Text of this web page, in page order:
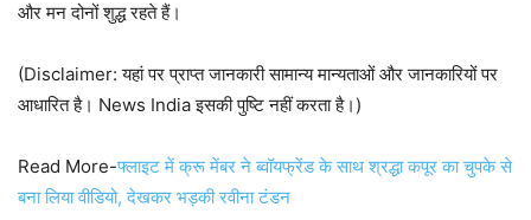
और मन दोनों शुद्ध रहते हैं।
(Disclaimer: यहां पर प्राप्त जानकारी सामान्य मान्यताओं और जानकारियों पर
आधारित है। News India इसकी पुष्टि नहीं करता है।)
Read More-फ्लाइट में क्रू मेंबर ने ब्वॉयफ्रेंड के साथ श्रद्धा कपूर का चुपके से
बना लिया वीडियो, देखकर भड़की रवीना टंडन